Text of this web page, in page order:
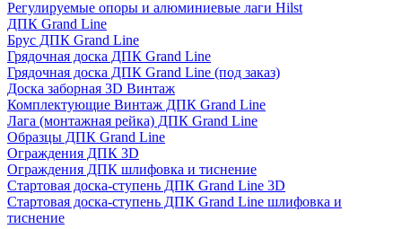
Регулируемые опоры и алюминиевые лаги Hilst
ДПК Grand Line
Брус ДПК Grand Line
Грядочная доска ДПК Grand Line
Грядочная доска ДПК Grand Line (под заказ)
Доска заборная 3D Винтаж
Комплектующие Винтаж ДПК Grand Line
Лага (монтажная рейка) ДПК Grand Line
Образцы ДПК Grand Line
Ограждения ДПК 3D
Ограждения ДПК шлифовка и тиснение
Стартовая доска-ступень ДПК Grand Line 3D
Стартовая доска-ступень ДПК Grand Line шлифовка и
тиснение